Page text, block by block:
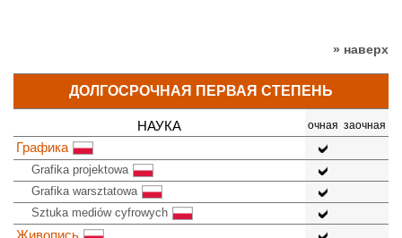
» наверх
ДОЛГОСРОЧНАЯ ПЕРВАЯ СТЕПЕНЬ
НАУКА очная заочная
Графика
Grafika projektowa
Grafika warsztatowa
Sztuka mediów cyfrowych
Живопись